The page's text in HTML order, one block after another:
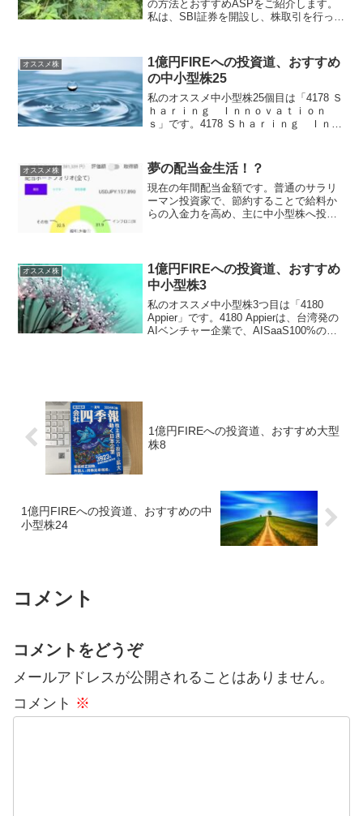
の方法とおすすめASPをご紹介します。
私は、SBI証券を開設し、株取引を行って
ンタルサーバー。キャンペーン期間中に
最長の3年...
オススメ株
1億円FIREへの投資道、おすすめ
の中小型株25
私のオススメ中小型株25個目は「4178 Ｓ
ｈａｒｉｎｇ Ｉｎｎｏｖａｔｉｏｎ
ｓ」です。4178 Ｓｈａｒｉｎｇ Ｉｎｎ
ンの企画・開発・運用を行っている会社
です。売上高...
オススメ株 夢の配当金生活！？
現在の年間配当金額です。普通のサラリ
ーマン投資家で、節約することで給料か
らの入金力を高め、主に中小型株へ投資
ろしくお願いし...
オススメ株
1億円FIREへの投資道、おすすめ
中小型株3
私のオススメ中小型株3つ目は「4180
Appier」です。4180 Appierは、台湾発の
AIベンチャー企業で、AISaaS100%の会
1億円FIREへの投資道、おすすめ大型
株8
1億円FIREへの投資道、おすすめの中
小型株24
コメント
コメントをどうぞ
メールアドレスが公開されることはありません。
コメント ※